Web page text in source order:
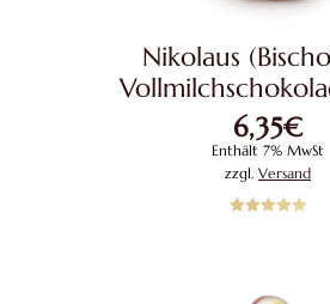
Nikolaus
6,35€
Enthält 7% MwSt
zzgl. Versand